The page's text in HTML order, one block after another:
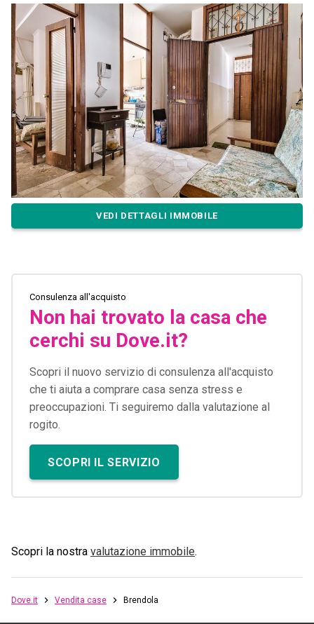
VEDI DETTAGLI IMMOBILE
Consulenza all'acquisto
Non hai trovato la casa che
cerchi su Dove.it?
Scopri il nuovo servizio di consulenza all'acquisto
che ti aiuta a comprare casa senza stress e
preoccupazioni. Ti seguiremo dalla valutazione al
rogito.
SCOPRI IL SERVIZIO
Scopri la nostra valutazione immobile.
Dove.it Vendita case Brendola